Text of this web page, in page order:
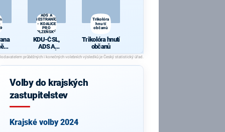
ADS A
NESTRANÍCI
- KOALICE
PRO
PLZEŇSKÝ
KRAJ
KDU-ČSL,
ADS A
NESTRANÍCI -
KOALICE PRO
PLZEŇSKÝ
Trikolóra
hnutí
občanů
Trikolóra hnutí
občanů
Volby do krajských
zastupitelstev
Krajské volby 2024